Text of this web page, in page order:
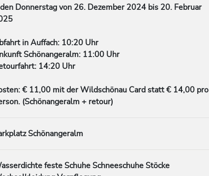
Donnerstag von 26. Dezember 2024 bis 20. Februar
in Auffach: 10:20 Uhr
Schönangeralm: 11:00 Uhr
14:20 Uhr
€ 11,00 mit der Wildschönau Card statt € 14,00 pro
(Schönangeralm + retour)
Schönangeralm
feste Schuhe Schneeschuhe Stöcke